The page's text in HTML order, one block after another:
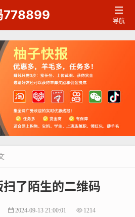
778899 
导航
了陌生的二维码
2024-09-13 21:00:01 1214